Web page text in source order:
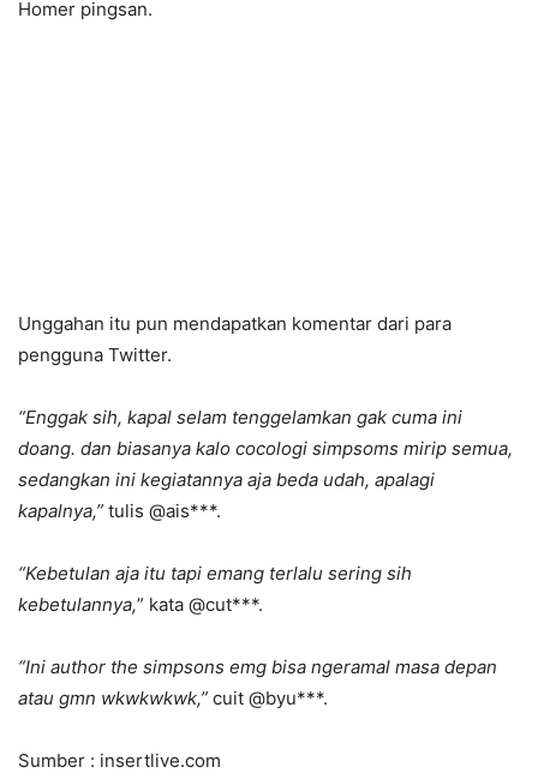
Homer pingsan.
Unggahan itu pun mendapatkan komentar dari para
pengguna Twitter.
“Enggak sih, kapal selam tenggelamkan gak cuma ini
doang. dan biasanya kalo cocologi simpsoms mirip semua,
sedangkan ini kegiatannya aja beda udah, apalagi
kapalnya,” tulis @ais***.
“Kebetulan aja itu tapi emang terlalu sering sih
kebetulannya,” kata @cut***.
“Ini author the simpsons emg bisa ngeramal masa depan
atau gmn wkwkwkwk,” cuit @byu***.
Sumber : insertlive.com